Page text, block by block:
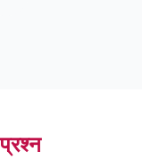
प्रश्न